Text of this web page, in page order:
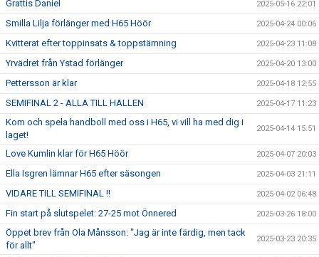
Grattis Daniel 2025-05-16 22:01
Smilla Lilja förlänger med H65 Höör 2025-04-24 00:06
Kvitterat efter toppinsats & toppstämning 2025-04-23 11:08
Yrvädret från Ystad förlänger 2025-04-20 13:00
Pettersson är klar 2025-04-18 12:55
SEMIFINAL 2 - ALLA TILL HALLEN 2025-04-17 11:23
Kom och spela handboll med oss i H65, vi vill ha med dig i
laget!
2025-04-14 15:51
Love Kumlin klar för H65 Höör 2025-04-07 20:03
Ella Isgren lämnar H65 efter säsongen 2025-04-03 21:11
VIDARE TILL SEMIFINAL !! 2025-04-02 06:48
Fin start på slutspelet: 27-25 mot Önnered 2025-03-26 18:00
Öppet brev från Ola Månsson: "Jag är inte färdig, men tack
för allt"
2025-03-23 20:35